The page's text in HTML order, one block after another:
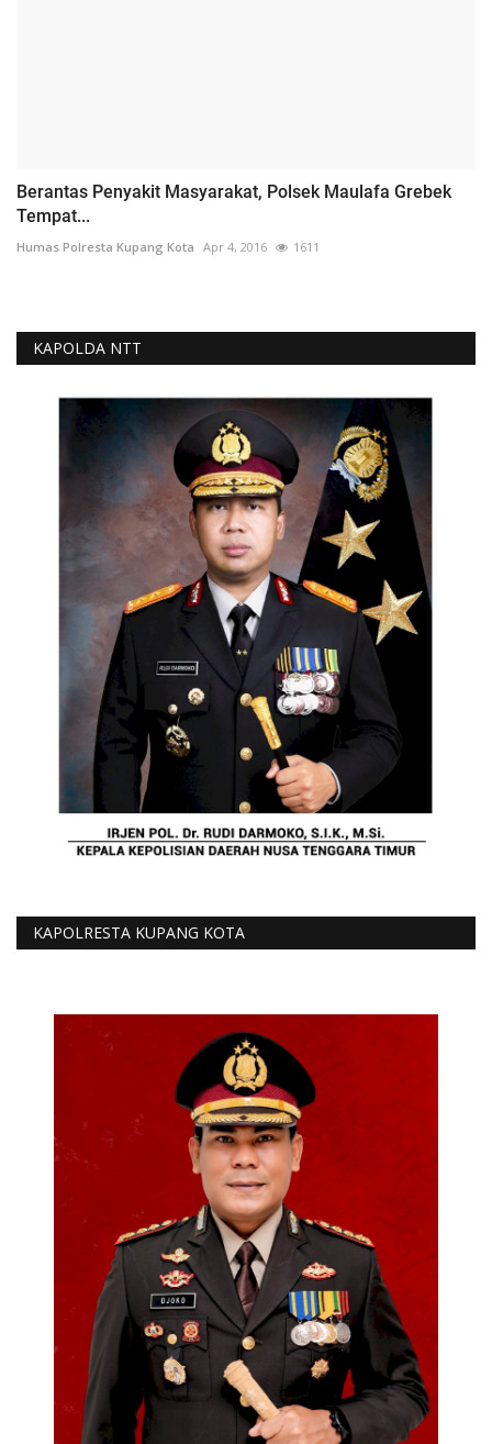
Berantas Penyakit Masyarakat, Polsek Maulafa Grebek
Tempat...
Humas Polresta Kupang Kota Apr 4, 2016 1611
KAPOLDA NTT
KAPOLRESTA KUPANG KOTA